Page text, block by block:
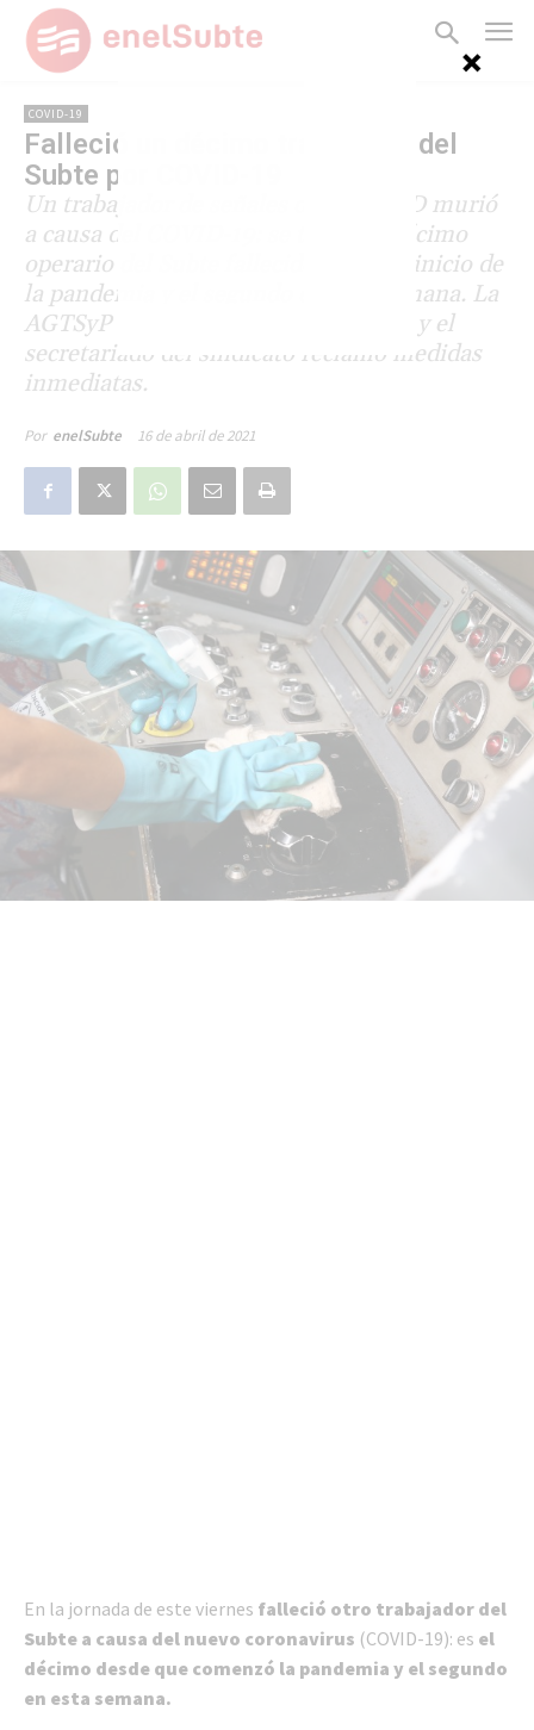
COVID-19
Falleció un décimo trabajador del
Subte por COVID-19
Un trabajador de señales de la línea D murió
a causa del COVID-19: se trata del décimo
operario del Subte fallecido desde el inicio de
la pandemia y el segundo de esta semana. La
AGTSyP declaró el "estado de alerta" y el
secretariado del sindicato reclamó medidas
inmediatas.
Por enelSubte 16 de abril de 2021
En la jornada de este viernes falleció otro trabajador del
Subte a causa del nuevo coronavirus (COVID-19): es el
décimo desde que comenzó la pandemia y el segundo
en esta semana.